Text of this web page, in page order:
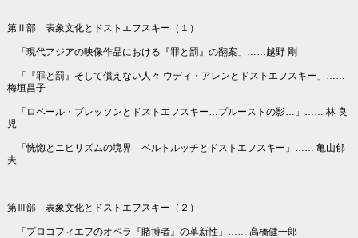
第Ⅱ部 表象文化とドストエフスキー（１）
「現代アジアの映像作品における『罪と罰』の翻案」……越野 剛
「『罪と罰』そして償えない人々 ウディ・アレンとドストエフスキー」……
梅垣昌子
「ロベール・ブレッソンとドストエフスキー…プルーストの影…」…… 林 良
児
「恍惚とニヒリズムの境界 ベルトルッチとドストエフスキー」…… 亀山郁
夫
第Ⅲ部 表象文化とドストエフスキー（２）
「プロコフィエフのオペラ『賭博者』の革新性」…… 高橋健一郎